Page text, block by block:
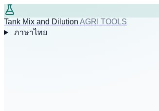
Tank Mix and Dilution AGRI TOOLS
ภาษาไทย